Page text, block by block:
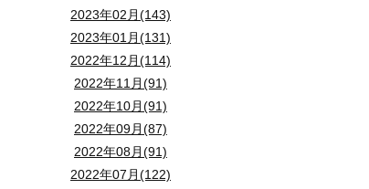
2023年02月(143)
2023年01月(131)
2022年12月(114)
2022年11月(91)
2022年10月(91)
2022年09月(87)
2022年08月(91)
2022年07月(122)